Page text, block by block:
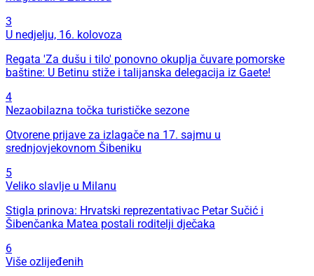
3
U nedjelju, 16. kolovoza
Regata 'Za dušu i tilo' ponovno okuplja čuvare pomorske
baštine: U Betinu stiže i talijanska delegacija iz Gaete!
4
Nezaobilazna točka turističke sezone
Otvorene prijave za izlagače na 17. sajmu u
srednjovjekovnom Šibeniku
5
Veliko slavlje u Milanu
Stigla prinova: Hrvatski reprezentativac Petar Sučić i
Šibenčanka Matea postali roditelji dječaka
6
Više ozlijeđenih